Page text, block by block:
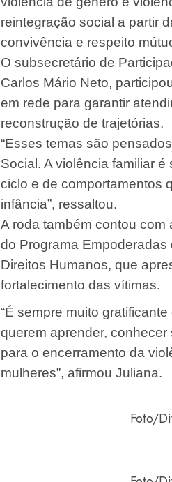
reintegração social a partir
convivência e respeito
O subsecretário de
Carlos Mário Neto,
em rede para garantir
reconstrução de trajetórias.
“Esses temas são
Social. A violência familiar
ciclo e de comportamentos
infância”, ressaltou.
A roda também contou
do Programa
Direitos Humanos, que
fortalecimento das vítimas.
“É sempre muito
querem aprender,
para o encerramento da
mulheres”, afirmou Juliana.
Foto/